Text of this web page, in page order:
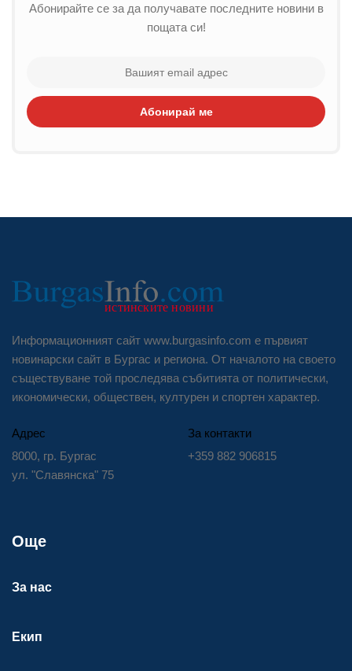
Абонирайте се за да получавате последните новини в
пощата си!
Абонирай ме
Информационният сайт www.burgasinfo.com е първият
новинарски сайт в Бургас и региона. От началото на своето
съществуване той проследява събитията от политически,
икономически, обществен, културен и спортен характер.
Адрес
8000, гр. Бургас
ул. "Славянска" 75
За контакти
+359 882 906815
Още
За нас
Екип